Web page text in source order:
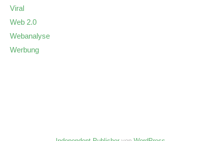
Viral
Web 2.0
Webanalyse
Werbung